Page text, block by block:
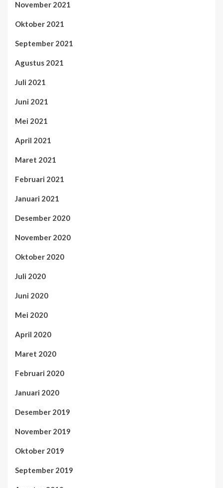
November 2021
Oktober 2021
September 2021
Agustus 2021
Juli 2021
Juni 2021
Mei 2021
April 2021
Maret 2021
Februari 2021
Januari 2021
Desember 2020
November 2020
Oktober 2020
Juli 2020
Juni 2020
Mei 2020
April 2020
Maret 2020
Februari 2020
Januari 2020
Desember 2019
November 2019
Oktober 2019
September 2019